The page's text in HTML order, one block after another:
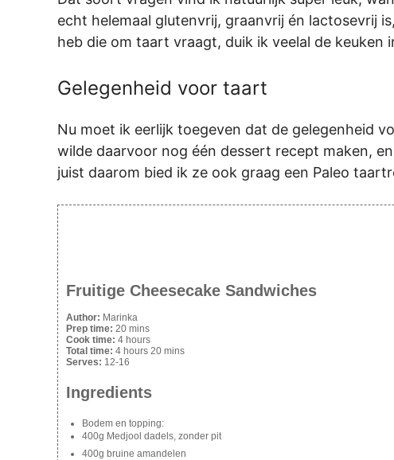
echt helemaal glutenvrij, graanvrij én lactosevrij
heb die om taart vraagt, duik ik veelal de keuken
Gelegenheid voor taart
Nu moet ik eerlijk toegeven dat de gelegenheid
wilde daarvoor nog één dessert recept maken,
juist daarom bied ik ze ook graag een Paleo
Fruitige Cheesecake Sandwiches
Author: Marinka
Prep time: 20 mins
Cook time: 4 hours
Total time: 4 hours 20 mins
Serves: 12-16
Ingredients
Bodem en topping:
400g Medjool dadels, zonder pit
400g bruine amandelen